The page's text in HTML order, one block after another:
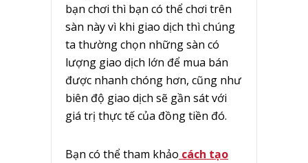
bạn chơi thì bạn có thể chơi trên
sàn này vì khi giao dịch thì chúng
ta thường chọn những sàn có
lượng giao dịch lớn để mua bán
được nhanh chóng hơn, cũng như
biên độ giao dịch sẽ gần sát với
giá trị thực tế của đồng tiền đó.
Bạn có thể tham khảo cách tạo